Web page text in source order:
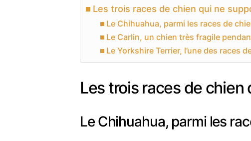
Les trois races de chien qui ne
Le Chihuahua, parmi les races de
Le Carlin, un chien très fragile
Le Yorkshire Terrier, l’une des races
Les trois races de
Le Chihuahua, parmi les